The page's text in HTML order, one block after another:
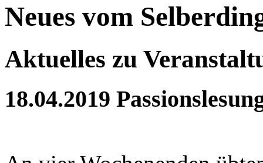
Neues vom
Aktuelles zu
18.04.2019